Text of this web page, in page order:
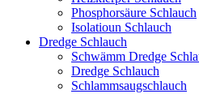
Phosphorsäure Schlauch
Isolatioun Schlauch
Dredge Schlauch
Schwämm Dredge
Dredge Schlauch
Schlammsaugschlauch